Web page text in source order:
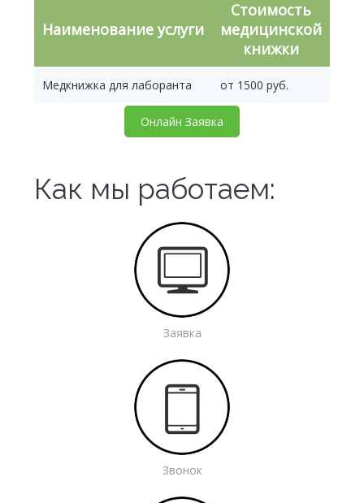
Наименование услуги
Стоимость
медицинской
книжки
Медкнижка для лаборанта от 1500 руб.
Онлайн Заявка
Как мы работаем:
Заявка
Звонок